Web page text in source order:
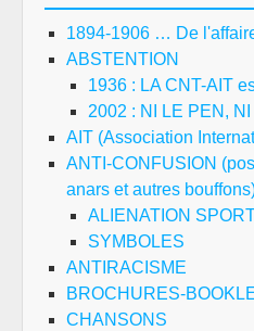
1894-1906 … De
ABSTENTION
1936 : LA CNT-AIT
2002 : NI LE PEN,
AIT (Association
ANTI-CONFUSION
anars et autres
ALIENATION
SYMBOLES
ANTIRACISME
BROCHURES-
CHANSONS